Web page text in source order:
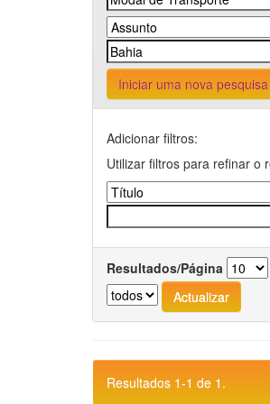
Iniciar uma nova pesquisa
Adicionar filtros:
Utilizar filtros para refinar o
Resultados/Página
Resultados 1-1 de 1.